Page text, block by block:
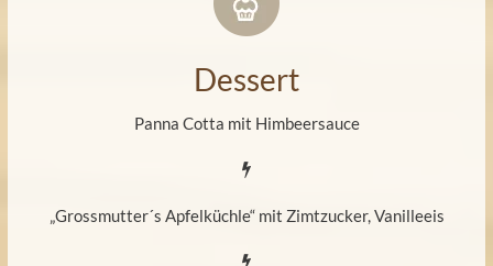
Dessert
Panna Cotta mit Himbeersauce
„Grossmutter´s Apfelküchle“ mit Zimtzucker, Vanilleeis